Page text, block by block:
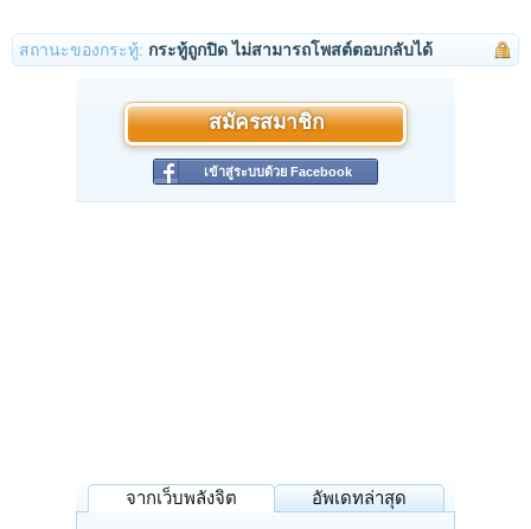
สถานะของกระทู้: กระทู้ถูกปิด ไม่สามารถโพสต์ตอบกลับได้
สมัครสมาชิก
เข้าสู่ระบบด้วย Facebook
จากเว็บพลังจิต อัพเดทล่าสุด